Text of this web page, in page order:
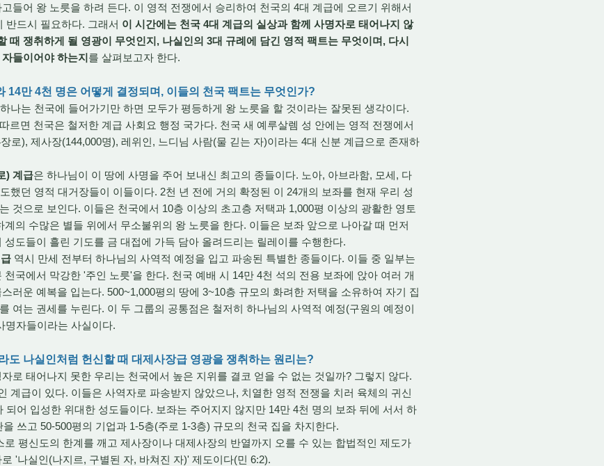
들어 왕 노릇을 하려 든다. 이 영적 전쟁에서 승리하여 천국의 4대 계급에 오르기 위해서
반드시 필요하다. 그래서 이 시간에는 천국 4대 계급의 실상과 함께 사명자로 태어나지 않
때 쟁취하게 될 영광이 무엇인지, 나실인의 3대 규례에 담긴 영적 팩트는 무엇이며, 다시
들이어야 하는지를 살펴보고자 한다.
14만 4천 명은 어떻게 결정되며, 이들의 천국 팩트는 무엇인가?
나는 천국에 들어가기만 하면 모두가 평등하게 왕 노릇을 할 것이라는 잘못된 생각이다.
르면 천국은 철저한 계급 사회요 행정 국가다. 천국 새 예루살렘 성 안에는 영적 전쟁에서
로), 제사장(144,000명), 레위인, 느디님 사람(물 긷는 자)이라는 4대 신분 계급으로 존재하
) 계급은 하나님이 이 땅에 사명을 주어 보내신 최고의 종들이다. 노아, 아브라함, 모세, 다
했던 영적 대거장들이 이들이다. 2천 년 전에 거의 확정된 이 24개의 보좌를 현재 우리 성
것으로 보인다. 이들은 천국에서 10층 이상의 초고층 저택과 1,000평 이상의 광활한 영토
의 수많은 별들 위에서 무소불위의 왕 노릇을 한다. 이들은 보좌 앞으로 나아갈 때 먼저
도들이 흘린 기도를 금 대접에 가득 담아 올려드리는 릴레이를 수행한다.
역시 만세 전부터 하나님의 사역적 예정을 입고 파송된 특별한 종들이다. 이들 중 일부는
국에서 막강한 '주인 노릇'을 한다. 천국 예배 시 14만 4천 석의 전용 보좌에 앉아 여러 개
러운 예복을 입는다. 500~1,000평의 땅에 3~10층 규모의 화려한 저택을 소유하여 자기 집
여는 권세를 누린다. 이 두 그룹의 공통점은 철저히 하나님의 사역적 예정(구원의 예정이
명자들이라는 사실이다.
도 나실인처럼 헌신할 때 대제사장급 영광을 쟁취하는 원리는?
로 태어나지 못한 우리는 천국에서 높은 지위를 결코 얻을 수 없는 것일까? 그렇지 않다.
계급이 있다. 이들은 사역자로 파송받지 않았으나, 치열한 영적 전쟁을 치러 육체의 귀신
되어 입성한 위대한 성도들이다. 보좌는 주어지지 않지만 14만 4천 명의 보좌 뒤에 서서 하
쓰고 50-500평의 기업과 1-5층(주로 1-3층) 규모의 천국 집을 차지한다.
평신도의 한계를 깨고 제사장이나 대제사장의 반열까지 오를 수 있는 합법적인 제도가
'나실인(나지르, 구별된 자, 바쳐진 자)' 제도이다(민 6:2).